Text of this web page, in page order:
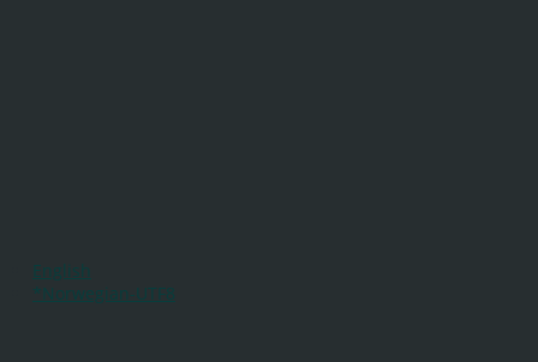
English
*Norwegian-UTF8